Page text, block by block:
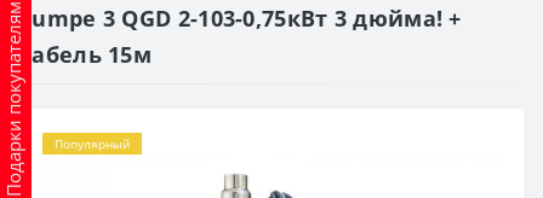
Подарки покупателямpumpe 3 QGD 2-103-0,75кВт 3 дюйма! +
кабель 15м
Популярный